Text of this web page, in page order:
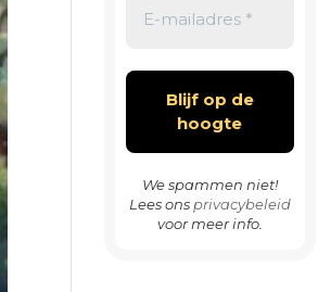
We spammen niet!
Lees ons privacybeleid
voor meer info.